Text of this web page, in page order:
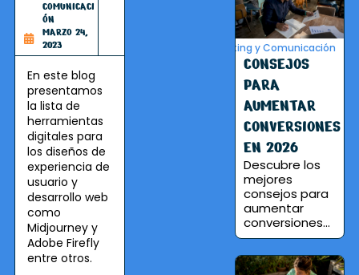
COMUNICACI
ÓN
MARZO 24,
2023
En este blog
presentamos
la lista de
herramientas
digitales para
los diseños de
experiencia de
usuario y
desarrollo web
como
Midjourney y
Adobe Firefly
entre otros.
Marketing y Comunicación
CONSEJOS
PARA
AUMENTAR
CONVERSIONES
EN 2026
Descubre los
mejores
consejos para
aumentar
conversiones...